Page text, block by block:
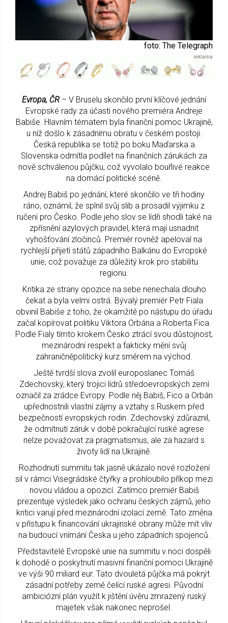
foto: The Telegraph
Evropa, ČR – V Bruselu skončilo první klíčové jednání
Evropské rady za účasti nového premiéra Andreje
Babiše. Hlavním tématem byla finanční pomoc Ukrajině,
u níž došlo k zásadnímu obratu v českém postoji.
Česká republika se totiž po boku Maďarska a
Slovenska odmítla podílet na finančních zárukách za
nově schválenou půjčku, což vyvolalo bouřlivé reakce
na domácí politické scéně.
Andrej Babiš po jednání, které skončilo ve tři hodiny
ráno, oznámil, že splnil svůj slib a prosadil výjimku z
ručení pro Česko. Podle jeho slov se lídři shodli také na
zpřísnění azylových pravidel, která mají usnadnit
vyhošťování zločinců. Premiér rovněž apeloval na
rychlejší přijetí států západního Balkánu do Evropské
unie, což považuje za důležitý krok pro stabilitu
regionu.
Kritika ze strany opozice na sebe nenechala dlouho
čekat a byla velmi ostrá. Bývalý premiér Petr Fiala
obvinil Babiše z toho, že okamžitě po nástupu do úřadu
začal kopírovat politiku Viktora Orbána a Roberta Fica.
Podle Fialy tímto krokem Česko ztrácí svou důstojnost,
mezinárodní respekt a fakticky mění svůj
zahraničněpolitický kurz směrem na východ.
Ještě tvrdší slova zvolil europoslanec Tomáš
Zdechovský, který trojici lídrů středoevropských zemí
označil za zrádce Evropy. Podle něj Babiš, Fico a Orbán
upřednostnili vlastní zájmy a vztahy s Ruskem před
bezpečností evropských rodin. Zdechovský zdůraznil,
že odmítnutí záruk v době pokračující ruské agrese
nelze považovat za pragmatismus, ale za hazard s
životy lidí na Ukrajině.
Rozhodnutí summitu tak jasně ukázalo nové rozložení
sil v rámci Visegrádské čtyřky a prohloubilo příkop mezi
novou vládou a opozicí. Zatímco premiér Babiš
prezentuje výsledek jako ochranu českých zájmů, jeho
kritici varují před mezinárodní izolací země. Tato změna
v přístupu k financování ukrajinské obrany může mít vliv
na budoucí vnímání Česka u jeho západních spojenců.
Představitelé Evropské unie na summitu v noci dospěli
k dohodě o poskytnutí masivní finanční pomoci Ukrajině
ve výši 90 miliard eur. Tato dvouletá půjčka má pokrýt
zásadní potřeby země čelící ruské agresi. Původní
ambiciózní plán využít k jištění úvěru zmrazený ruský
majetek však nakonec neprošel.